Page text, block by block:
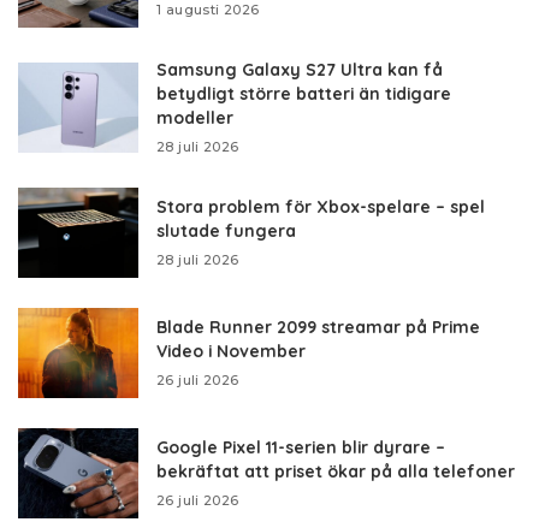
1 augusti 2026
Samsung Galaxy S27 Ultra kan få
betydligt större batteri än tidigare
modeller
28 juli 2026
Stora problem för Xbox-spelare – spel
slutade fungera
28 juli 2026
Blade Runner 2099 streamar på Prime
Video i November
26 juli 2026
Google Pixel 11-serien blir dyrare –
bekräftat att priset ökar på alla telefoner
26 juli 2026